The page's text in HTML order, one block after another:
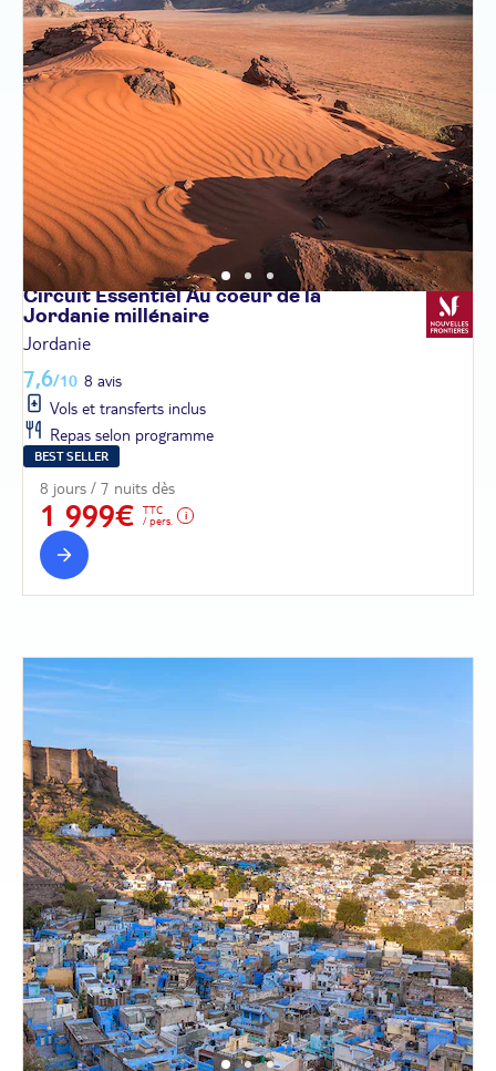
Circuit Essentiel Au coeur de la
Jordanie millénaire
Jordanie
7,6/10 8 avis
Vols et transferts inclus
Repas selon programme
BEST SELLER
8 jours / 7 nuits dès
1 999€
TTC
/ pers.